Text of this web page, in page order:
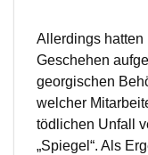
Allerdings hatten
Geschehen
georgischen
welcher
tödlichen Unfall
„Spiegel“. Als